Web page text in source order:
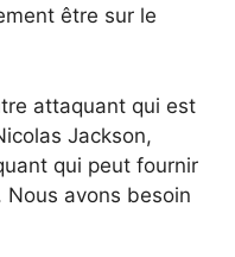
être sur le
attaquant qui est
Jackson,
qui peut fournir
avons besoin